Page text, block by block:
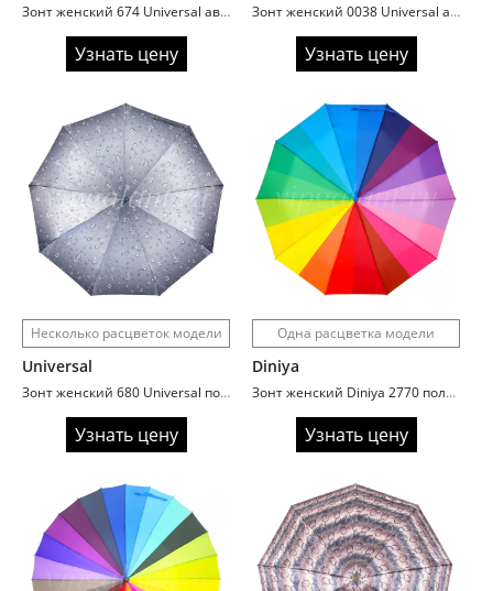
Зонт женский 674 Universal автомат rhinestones
Узнать цену
Зонт женский 0038 Universal автомат сатин
Узнать цену
Несколько расцветок модели
Universal
Зонт женский 680 Universal полный автомат сатин Drops
Узнать цену
Одна расцветка модели
Diniya
Зонт женский Diniya 2770 полный автомат радуга
Узнать цену